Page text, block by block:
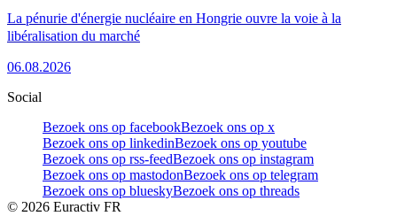
La pénurie d'énergie nucléaire en Hongrie ouvre la voie à la
libéralisation du marché
06.08.2026
Social
Bezoek ons op facebookBezoek ons op x
Bezoek ons op linkedinBezoek ons op youtube
Bezoek ons op rss-feedBezoek ons op instagram
Bezoek ons op mastodonBezoek ons op telegram
Bezoek ons op blueskyBezoek ons op threads
© 2026 Euractiv FR